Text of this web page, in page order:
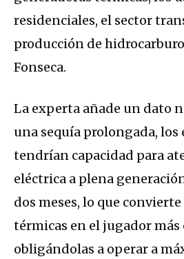
residenciales, el sector
producción de
Fonseca.
La experta añade un dato
una sequía prolongada, los
tendrían capacidad para
eléctrica a plena
dos meses, lo que
térmicas en el jugador
obligándolas a operar a